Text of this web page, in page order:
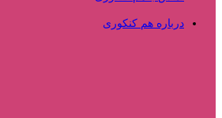
درباره هم کنکوری